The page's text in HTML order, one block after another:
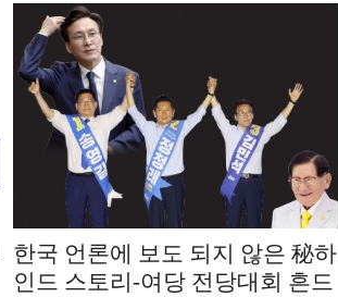
한국 언론에 보도 되지 않은 秘하
인드 스토리-여당 전당대회 흔드